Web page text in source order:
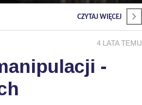
CZYTAJ WIĘCEJ
4 LATA TEMU
-